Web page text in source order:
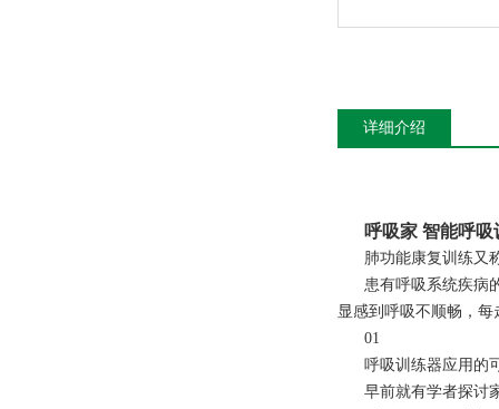
详细介绍
呼吸家 智能呼
肺功能康复训练又
患有呼吸系统疾病
显感到呼吸不顺畅，
01
呼吸训练器应用的
早前就有学者探讨